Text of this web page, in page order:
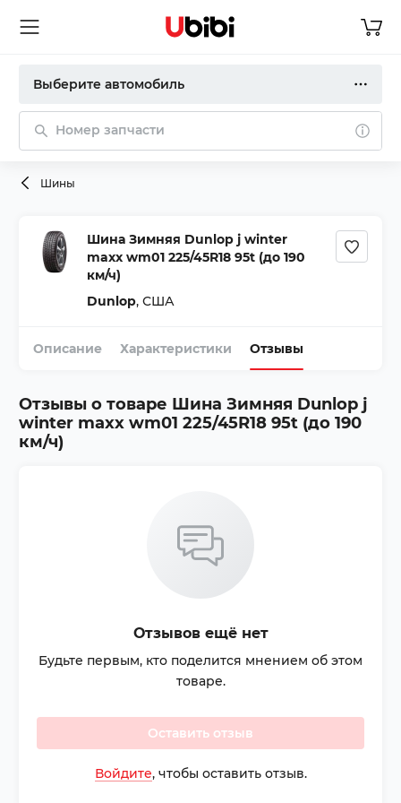
Выберите автомобиль
Номер запчасти
Шины
Шина Зимняя Dunlop j winter
maxx wm01 225/45R18 95t (до 190
км/ч)
Dunlop, США
Описание Характеристики Отзывы
Отзывы о товаре Шина Зимняя Dunlop j
winter maxx wm01 225/45R18 95t (до 190
км/ч)
Отзывов ещё нет
Будьте первым, кто поделится мнением об этом
товаре.
Оставить отзыв
Войдите, чтобы оставить отзыв.